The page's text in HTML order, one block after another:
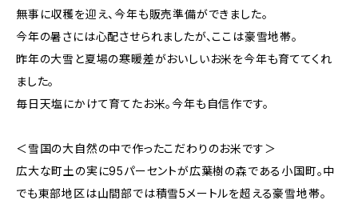
無事に収穫を迎え、今年も販売準備ができました。
今年の暑さには心配させられましたが、ここは豪雪地帯。
昨年の大雪と夏場の寒暖差がおいしいお米を今年も育ててくれ
ました。
毎日天塩にかけて育てたお米。今年も自信作です。
＜雪国の大自然の中で作ったこだわりのお米です＞
広大な町土の実に95パーセントが広葉樹の森である小国町。中
でも東部地区は山間部では積雪5メートルを超える豪雪地帯。